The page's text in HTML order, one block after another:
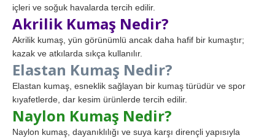
içleri ve soğuk havalarda tercih edilir.
Akrilik Kumaş Nedir?
Akrilik kumaş, yün görünümlü ancak daha hafif bir kumaştır;
kazak ve atkılarda sıkça kullanılır.
Elastan Kumaş Nedir?
Elastan kumaş, esneklik sağlayan bir kumaş türüdür ve spor
kıyafetlerde, dar kesim ürünlerde tercih edilir.
Naylon Kumaş Nedir?
Naylon kumaş, dayanıklılığı ve suya karşı dirençli yapısıyla